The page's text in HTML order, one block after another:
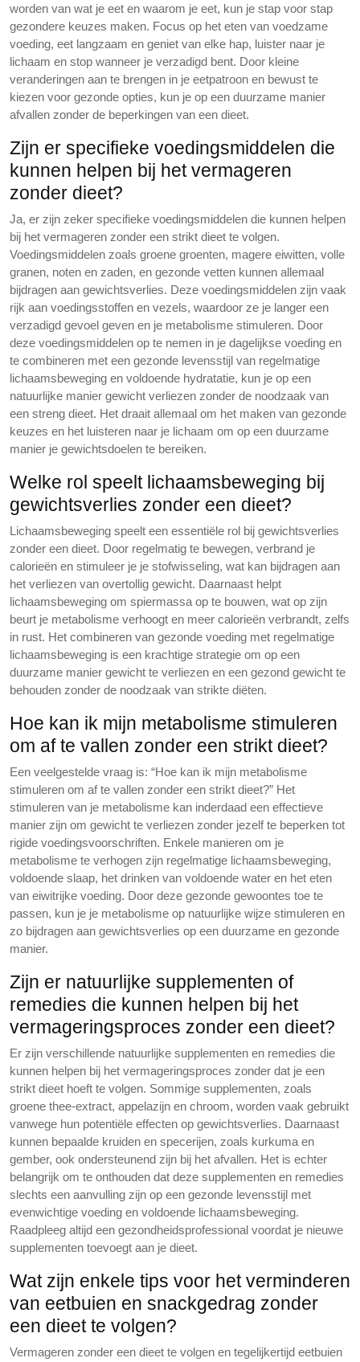
worden van wat je eet en waarom je eet, kun je stap voor stap
gezondere keuzes maken. Focus op het eten van voedzame
voeding, eet langzaam en geniet van elke hap, luister naar je
lichaam en stop wanneer je verzadigd bent. Door kleine
veranderingen aan te brengen in je eetpatroon en bewust te
kiezen voor gezonde opties, kun je op een duurzame manier
afvallen zonder de beperkingen van een dieet.
Zijn er specifieke voedingsmiddelen die
kunnen helpen bij het vermageren
zonder dieet?
Ja, er zijn zeker specifieke voedingsmiddelen die kunnen helpen
bij het vermageren zonder een strikt dieet te volgen.
Voedingsmiddelen zoals groene groenten, magere eiwitten, volle
granen, noten en zaden, en gezonde vetten kunnen allemaal
bijdragen aan gewichtsverlies. Deze voedingsmiddelen zijn vaak
rijk aan voedingsstoffen en vezels, waardoor ze je langer een
verzadigd gevoel geven en je metabolisme stimuleren. Door
deze voedingsmiddelen op te nemen in je dagelijkse voeding en
te combineren met een gezonde levensstijl van regelmatige
lichaamsbeweging en voldoende hydratatie, kun je op een
natuurlijke manier gewicht verliezen zonder de noodzaak van
een streng dieet. Het draait allemaal om het maken van gezonde
keuzes en het luisteren naar je lichaam om op een duurzame
manier je gewichtsdoelen te bereiken.
Welke rol speelt lichaamsbeweging bij
gewichtsverlies zonder een dieet?
Lichaamsbeweging speelt een essentiële rol bij gewichtsverlies
zonder een dieet. Door regelmatig te bewegen, verbrand je
calorieën en stimuleer je je stofwisseling, wat kan bijdragen aan
het verliezen van overtollig gewicht. Daarnaast helpt
lichaamsbeweging om spiermassa op te bouwen, wat op zijn
beurt je metabolisme verhoogt en meer calorieën verbrandt, zelfs
in rust. Het combineren van gezonde voeding met regelmatige
lichaamsbeweging is een krachtige strategie om op een
duurzame manier gewicht te verliezen en een gezond gewicht te
behouden zonder de noodzaak van strikte diëten.
Hoe kan ik mijn metabolisme stimuleren
om af te vallen zonder een strikt dieet?
Een veelgestelde vraag is: “Hoe kan ik mijn metabolisme
stimuleren om af te vallen zonder een strikt dieet?” Het
stimuleren van je metabolisme kan inderdaad een effectieve
manier zijn om gewicht te verliezen zonder jezelf te beperken tot
rigide voedingsvoorschriften. Enkele manieren om je
metabolisme te verhogen zijn regelmatige lichaamsbeweging,
voldoende slaap, het drinken van voldoende water en het eten
van eiwitrijke voeding. Door deze gezonde gewoontes toe te
passen, kun je je metabolisme op natuurlijke wijze stimuleren en
zo bijdragen aan gewichtsverlies op een duurzame en gezonde
manier.
Zijn er natuurlijke supplementen of
remedies die kunnen helpen bij het
vermageringsproces zonder een dieet?
Er zijn verschillende natuurlijke supplementen en remedies die
kunnen helpen bij het vermageringsproces zonder dat je een
strikt dieet hoeft te volgen. Sommige supplementen, zoals
groene thee-extract, appelazijn en chroom, worden vaak gebruikt
vanwege hun potentiële effecten op gewichtsverlies. Daarnaast
kunnen bepaalde kruiden en specerijen, zoals kurkuma en
gember, ook ondersteunend zijn bij het afvallen. Het is echter
belangrijk om te onthouden dat deze supplementen en remedies
slechts een aanvulling zijn op een gezonde levensstijl met
evenwichtige voeding en voldoende lichaamsbeweging.
Raadpleeg altijd een gezondheidsprofessional voordat je nieuwe
supplementen toevoegt aan je dieet.
Wat zijn enkele tips voor het verminderen
van eetbuien en snackgedrag zonder
een dieet te volgen?
Vermageren zonder een dieet te volgen en tegelijkertijd eetbuien